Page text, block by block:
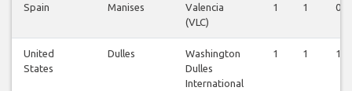
Spain Manises
Valencia
(VLC)
1 1 0
United
States
Dulles
Washington
Dulles
International
1 1 1